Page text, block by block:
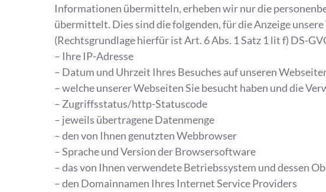
Informationen übermitteln, erheben wir nur die
übermittelt. Dies sind die folgenden, für die Anzeige
(Rechtsgrundlage hierfür ist Art. 6 Abs. 1 Satz 1 lit f) DS-
– Ihre IP-Adresse
– Datum und Uhrzeit Ihres Besuches auf unseren
– welche unserer Webseiten Sie besucht haben und die
– Zugriffsstatus/http-Statuscode
– jeweils übertragene Datenmenge
– den von Ihnen genutzten Webbrowser
– Sprache und Version der Browsersoftware
– das von Ihnen verwendete Betriebssystem und dessen
– den Domainnamen Ihres Internet Service Providers